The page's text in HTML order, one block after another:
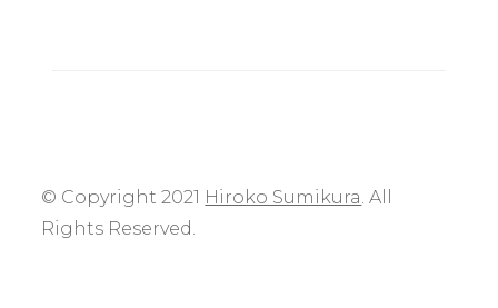
© Copyright 2021 Hiroko Sumikura. All
Rights Reserved.